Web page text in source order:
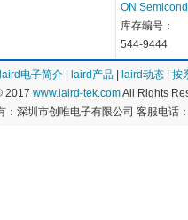
ON
库存编号：
544-9444
laird电子简介 laird产品 laird动态
按
2017 www.laird-tek.comAll Rights
：深圳市创唯电子有限公司 客服电话